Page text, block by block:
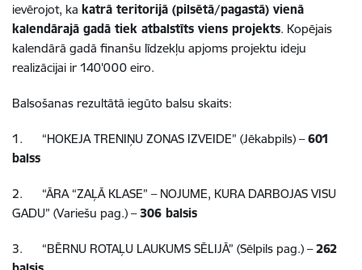
ievērojot, ka katrā teritorijā (pilsētā/pagastā) vienā
kalendārajā gadā tiek atbalstīts viens projekts. Kopējais
kalendārā gadā finanšu līdzekļu apjoms projektu ideju
realizācijai ir 140'000 eiro.
Balsošanas rezultātā iegūto balsu skaits:
1. “HOKEJA TRENIŅU ZONAS IZVEIDE” (Jēkabpils) –601
balss
2.
“ĀRA “ZAĻĀ KLASE” – NOJUME, KURA DARBOJAS VISU
GADU” (Variešu pag.) –306 balsis
3. “BĒRNU ROTAĻU LAUKUMS SĒLIJĀ” (Sēlpils pag.) –262